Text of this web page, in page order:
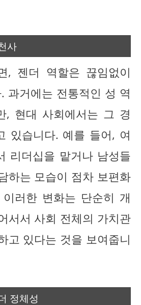
사
, 젠더 역할은 끊임없이
과거에는 전통적인 성 역
, 현대 사회에서는 그 경
있습니다. 예를 들어, 여
리더십을 맡거나 남성들
하는 모습이 점차 보편화
러한 변화는 단순히 개
서서 사회 전체의 가치관
고 있다는 것을 보여줍니
정체성